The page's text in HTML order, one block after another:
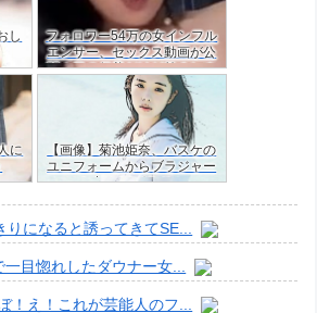
し
フォロワー54万の女インフル
エンサー、セックス動画が公
開！目の保養だけど羨ましす
ぎた・・ｗｗ
に
【画像】菊池姫奈、バスケの
ユニフォームからブラジャー
はみ出すJKグラドルｗ
りになると誘ってきてSE...
一目惚れしたダウナー女...
！え！これが芸能人のフ...